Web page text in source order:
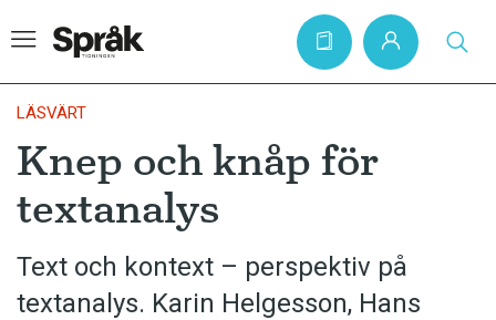
Hem
Artiklar
Krönikor
Språkfrågor
LÄSVÄRT
Knep och knåp för
textanalys
Text och kontext – perspektiv på
textanalys. Karin Helgesson, Hans